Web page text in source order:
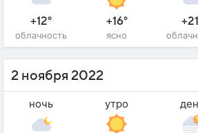
+12°
облачность
+16°
ясно
2 ноября 2022
ночь утро